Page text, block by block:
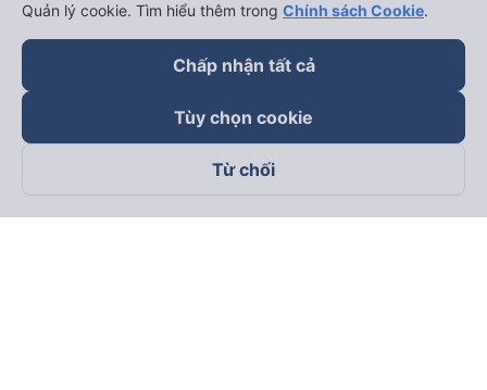
Theo dõi chúng tôi trên
Quản lý cookie. Tìm hiểu thêm trong Chính sách Cookie.
Chấp nhận tất cả
Tùy chọn cookie
Từ chối